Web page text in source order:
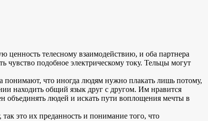
ценность телесному взаимодействию, и оба партнера
чувство подобное электрическому току. Тельцы могут
что иногда людям нужно плакать лишь потому,
находить общий язык друг с другом. Им нравится
объединять людей и искать пути воплощения мечты в
это их преданность и понимание того, что